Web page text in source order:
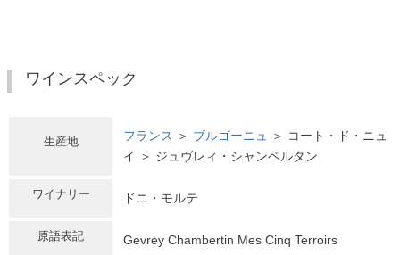
ワインスペック
生産地 フランス ＞ ブルゴーニュ
＞ コート・ド・ニュ
イ ＞ ジュヴレィ・シャンベルタン
ワイナリー ドニ・モルテ
原語表記 Gevrey Chambertin Mes Cinq Terroirs